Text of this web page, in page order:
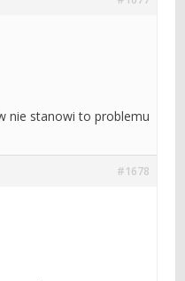
#1677
nie stanowi to problemu
#1678